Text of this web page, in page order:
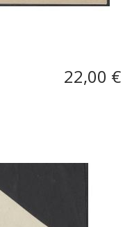
22,00 €